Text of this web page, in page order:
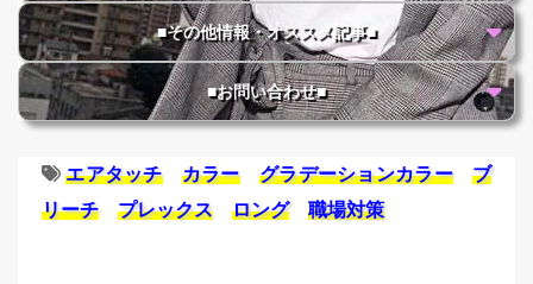
■その他情報・オススメ記事■
■お問い合わせ■
エアタッチ カラー グラデーションカラー
ブ
リーチ
プレックス ロング 職場対策